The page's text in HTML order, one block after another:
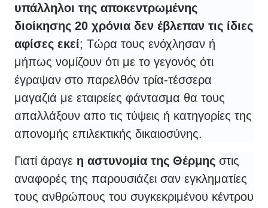
υπάλληλοι της αποκεντρωμένης
διοίκησης 20 χρόνια δεν έβλεπαν τις ίδιες
αφίσες εκεί; Τώρα τους ενόχλησαν ή
μήπως νομίζουν ότι με το γεγονός ότι
έγραψαν στο παρελθόν τρία-τέσσερα
μαγαζιά με εταιρείες φάντασμα θα τους
απαλλάξουν απο τις τύψεις ή κατηγορίες της
απονομής επιλεκτικής δικαιοσύνης.
Γιατί άραγε η αστυνομία της Θέρμης στις
αναφορές της παρουσιάζει σαν εγκληματίες
τους ανθρώπους του συγκεκριμένου κέντρου